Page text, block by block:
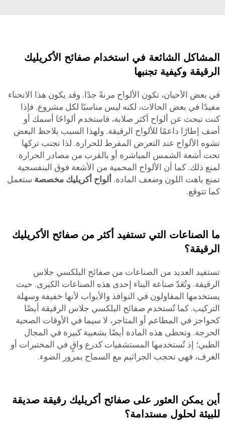
المشاكل الشائعة في استخدام صفائح الأكريليك
الرقيقة وكيفية تجنبها
في بعض الأحيان، تكون الألواح مرنةً جدًا. وقد يكون هذا الانحناء
مفيدًا في بعض الحالات، لكنه ليس مناسبًا لكل مشروع. فإذا
كنت تبحث عن ألواح أكثر صلابة، فاستخدم ألواحًا أسمك أو
أضف إطارًا داعمًا للألواح الرقيقة. ولهذا السبب يلاحظ البعض
تشوه الألواح عند التعرض المفرط للحرارة. لذا تجنب تركها
تحت أشعة الشمس المباشرة أو بالقرب من مصادر الحرارة
لمنع ذلك. كما أن الألواح المحمية من الأشعة فوق البنفسجية
تمنع باهت اللون وضعف المادة. ألواح أكريليك مخصصة ستعمل
كما تتوقع.
ما الصناعات التي تستفيد أكثر من صفائح الأكريليك
الرقيقة؟
تستفيد العديد من الصناعات من صفائح البلكسي جلاس
الرقيقة. وتُعَدّ صناعة البناء إحدى هذه الصناعات الكبرى. حيث
يستخدمها المقاولون في النوافذ والأبواب لأنها خفيفة وسهلة
التركيب. كما تُستخدم صفائح البلكسي جلاس الرقيقة أيضًا
كحواجز في المطاعم أو المتاجر، لا سيما في الأوقات الصحية
الحرجة. وتحظى هذه المادة أيضًا بشعبية كبيرة في المجال
الطبي؛ إذ تُستخدمها المستشفيات كدرع واقٍ في المختبرات أو
الغرف، فهي تحجب الجراثيم مع السماح بمرور الضوء.
أين يمكن العثور على صفائح أكريليك رقيقة صديقة
للبيئة لحلول مستدامة؟